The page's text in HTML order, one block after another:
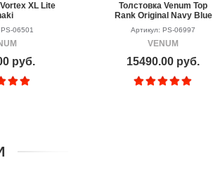
XL Lite
06501
руб.
Толстовка Venum Top
Rank Original Navy Blue
Артикул: PS-06997
VENUM
15490.00 руб.